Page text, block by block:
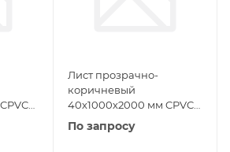
Лист прозрачно-
коричневый
40х1000х2000 мм CPVC
ГОСТ 32415-2013
По запросу